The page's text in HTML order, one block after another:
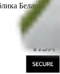
Беларусь,